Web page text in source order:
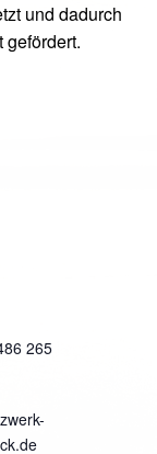
und dadurch
265